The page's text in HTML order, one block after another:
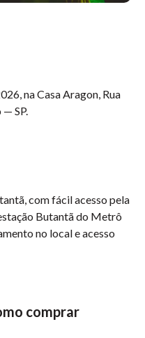
na Casa Aragon, Rua
— SP.
com fácil acesso pela
Butantã do Metrô
no local e acesso
comprar